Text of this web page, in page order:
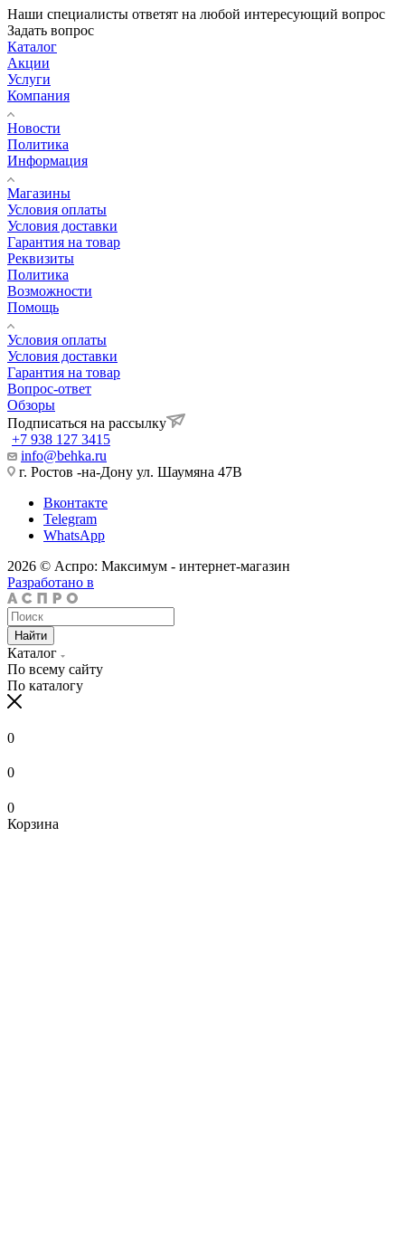
Наши специалисты ответят на любой интересующий вопрос
Задать вопрос
Каталог
Акции
Услуги
Компания
Новости
Политика
Информация
Магазины
Условия оплаты
Условия доставки
Гарантия на товар
Реквизиты
Политика
Возможности
Помощь
Условия оплаты
Условия доставки
Гарантия на товар
Вопрос-ответ
Обзоры
Подписаться на рассылку
+7 938 127 3415
info@behka.ru
г. Ростов -на-Дону ул. Шаумяна 47В
Вконтакте
Telegram
WhatsApp
2026 © Аспро: Максимум - интернет-магазин
Разработано в
Найти
Каталог
По всему сайту
По каталогу
0
0
0
Корзина